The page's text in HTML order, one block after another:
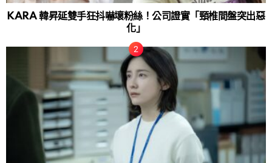
KARA 韓昇延雙手狂抖嚇壞粉絲！公司證實「頸椎間盤突出惡
化」